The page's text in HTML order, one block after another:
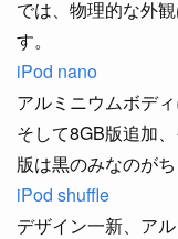
では、物理的な外
す。
iPod nano
アルミニウムボデ
そして8GB版追加
版は黒のみなのが
iPod shuffle
デザイン一新、ア